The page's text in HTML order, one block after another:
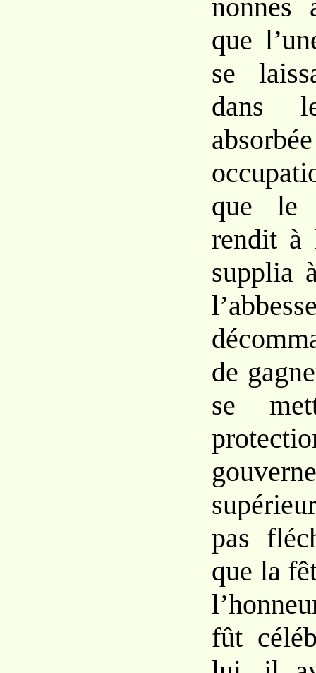
que
se
dans
occu
que le
rendit à
supplia
de
se
pas
que la
fût célé